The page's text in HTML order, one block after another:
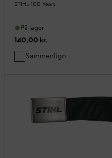
STIHL 100 Years
På lager
140,00 kr.
Sammenlign